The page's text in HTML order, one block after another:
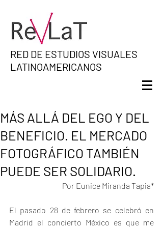
RED DE ESTUDIOS VISUALES
LATINOAMERICANOS
MÁS ALLÁ DEL EGO Y DEL
BENEFICIO. EL MERCADO
FOTOGRÁFICO TAMBIÉN
PUEDE SER SOLIDARIO.
Por Eunice Miranda Tapia*
El pasado 28 de febrero se celebró en
Madrid el concierto México es que me